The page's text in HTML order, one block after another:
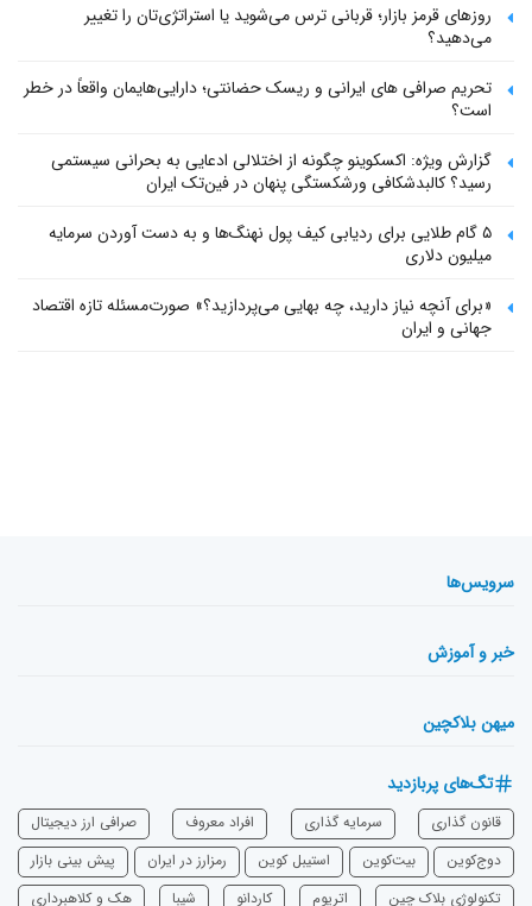
روزهای قرمز بازار؛ قربانی ترس می‌شوید یا استراتژی‌تان را تغییر
می‌دهید؟
تحریم صرافی های ایرانی و ریسک حضانتی؛ دارایی‌هایمان واقعاً در خطر
است؟
گزارش ویژه: اکسکوینو چگونه از اختلالی ادعایی به بحرانی سیستمی
رسید؟ کالبدشکافی ورشکستگی پنهان در فین‌تک ایران
۵ گام طلایی برای ردیابی کیف پول‌ نهنگ‌ها و به دست آوردن سرمایه
میلیون دلاری
«برای آنچه نیاز دارید، چه بهایی می‌پردازید؟» صورت‌مسئله تازه اقتصاد
جهانی و ایران
سرویس‌ها
خبر و آموزش
میهن بلاکچین
تگ‌های پربازدید
قانون گذاری سرمایه‌ گذاری افراد معروف
صرافی ارز دیجیتال
دوج‌کوین
بیت‌کوین استیبل کوین رمزارز در ایران
پیش بینی بازار
تکنولوژی بلاک چین
اتریوم ‌کاردانو شیبا هک و کلاهبرداری